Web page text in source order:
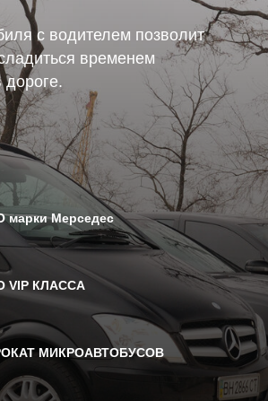
с водителем позволит
временем
марки Мерседес
VIP КЛАССА
МИКРОАВТОБУСОВ